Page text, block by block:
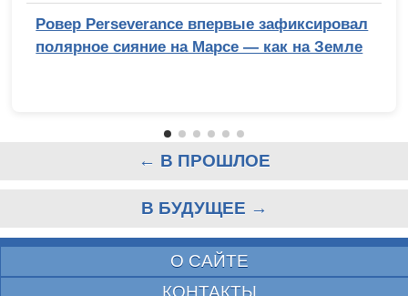
Ровер Perseverance впервые зафиксировал
полярное сияние на Марсе — как на Земле
← В ПРОШЛОЕ
В БУДУЩЕЕ →
О САЙТЕ
КОНТАКТЫ